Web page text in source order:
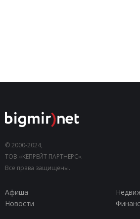
© 2000-2024,
ТОВ «КЕПРЕЙТ ПАРТНЕРС».
Все права защищены.
Афиша
Новости